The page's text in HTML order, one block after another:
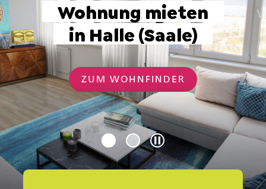
Wohnung mieten
in Halle (Saale)
ZUM WOHNFINDER
Sommer
Highlight
ZUM ANGEBOT